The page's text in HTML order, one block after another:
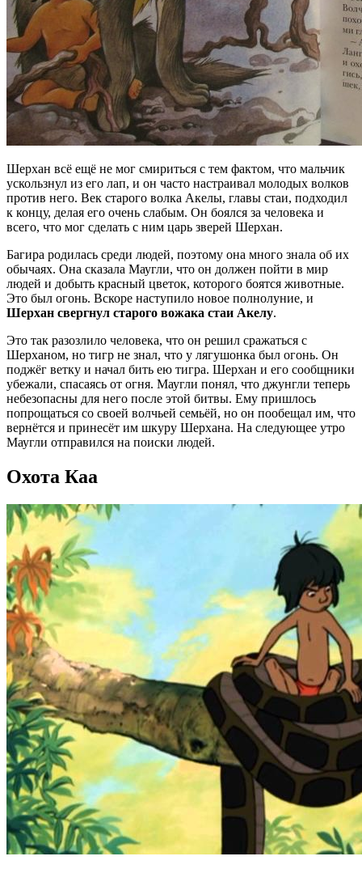
Шерхан всё ещё не мог смириться с тем фактом, что мальчик
ускользнул из его лап, и он часто настраивал молодых волков
против него. Век старого волка Акелы, главы стаи, подходил
к концу, делая его очень слабым. Он боялся за человека и
всего, что мог сделать с ним царь зверей Шерхан.
Багира родилась среди людей, поэтому она много знала об их
обычаях. Она сказала Маугли, что он должен пойти в мир
людей и добыть красный цветок, которого боятся животные.
Это был огонь. Вскоре наступило новое полнолуние, и
Шерхан свергнул старого вожака стаи Акелу.
Это так разозлило человека, что он решил сражаться с
Шерханом, но тигр не знал, что у лягушонка был огонь. Он
поджёг ветку и начал бить ею тигра. Шерхан и его сообщники
убежали, спасаясь от огня. Маугли понял, что джунгли теперь
небезопасны для него после этой битвы. Ему пришлось
попрощаться со своей волчьей семьёй, но он пообещал им, что
вернётся и принесёт им шкуру Шерхана. На следующее утро
Маугли отправился на поиски людей.
Охота Каа